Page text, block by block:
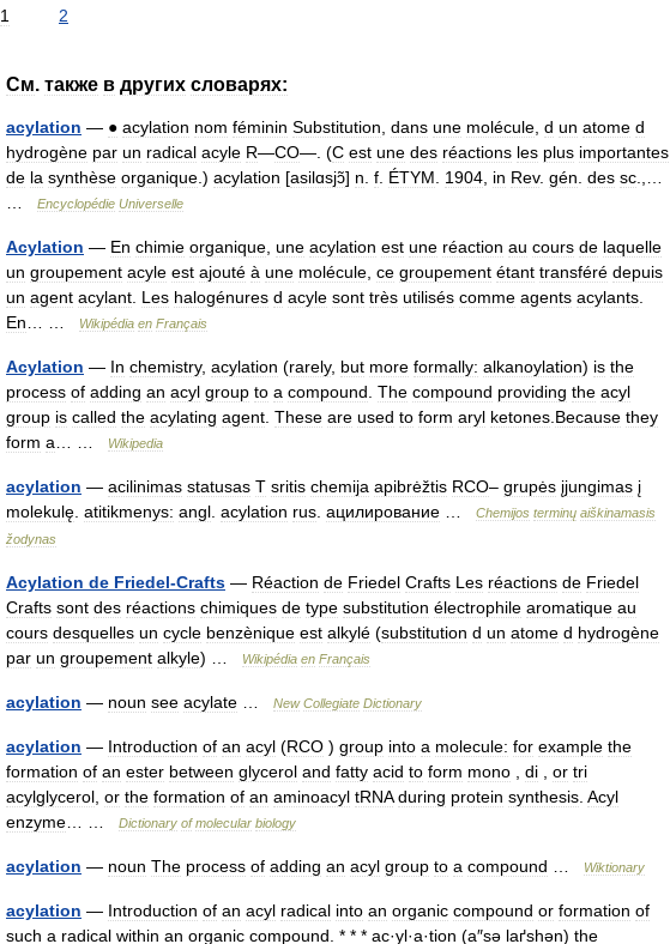
1 2
См. также в других словарях:
acylation — ● acylation nom féminin Substitution dans une molécule d un atome d
hydrogène par un radical acyle R―CO―. (C est une des réactions les plus importantes
de la synthèse organique .) acylation [asilɑsjɔ̃] n f ÉTYM 1904 in Rev. gén des sc
Encyclopédie Universelle
Acylation — En chimie organique une acylation est une réaction au cours de laquelle
un groupement acyle est ajouté à une molécule ce groupement étant transféré depuis
un agent acylant Les halogénures d acyle sont très utilisés comme agents acylants
En
Wikipédia en Français
Acylation — In chemistry, acylation (rarely, but more formally: alkanoylation) is the
process of adding an acyl group to a compound The compound providing the acyl
group is called the acylating agent These are used to form aryl ketones Because they
form a Wikipedia
acylation — acilinimas statusas T sritis chemija apibrėžtis RCO– grupės įjungimas į
molekulę atitikmenys: angl acylation rus ацилирование Chemijos terminų aiškinamasis
žodynas
Acylation de Friedel-Crafts — Réaction de Friedel Crafts Les réactions de Friedel
Crafts sont des réactions chimiques de type substitution électrophile aromatique au
cours desquelles un cycle benzènique est alkylé (substitution d un atome d hydrogène
par un groupement alkyle) … Wikipédia en Français
acylation — noun see acylate New Collegiate Dictionary
acylation — Introduction of an acyl (RCO ) group into a molecule: for example the
formation of an ester between glycerol and fatty acid to form mono di or tri
acylglycerol or the formation of an aminoacyl tRNA during protein synthesis Acyl
enzyme
Dictionary of molecular biology
acylation — noun The process of adding an acyl group to a compound Wiktionary
acylation — Introduction of an acyl radical into an organic compound or formation of
such a radical within an organic compound . * * * ac·yl·a·tion (a″sə laґshən) the